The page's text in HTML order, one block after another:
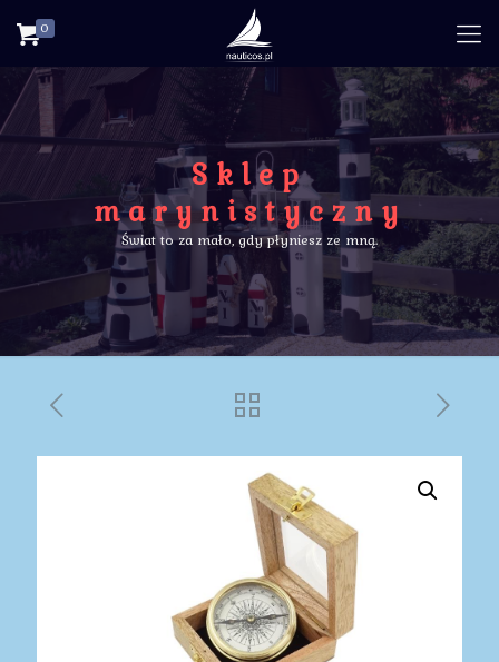
0
Sklep
marynistyczny
Świat to za mało, gdy płyniesz ze mną.